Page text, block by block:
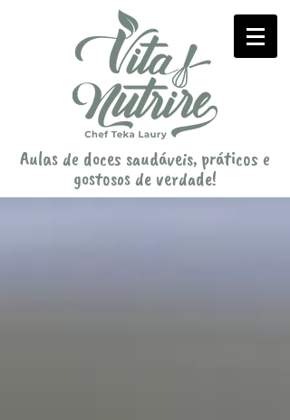
Aulas de doces saudáveis, práticos e
gostosos de verdade!